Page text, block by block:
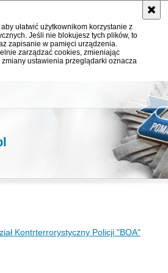
ułatwić użytkownikom korzystanie z
Jeśli nie blokujesz tych plików, to
zapisanie w pamięci urządzenia.
zarządzać cookies, zmieniając
ustawienia przeglądarki oznacza
Kontrterrorystyczny Policji "BOA"